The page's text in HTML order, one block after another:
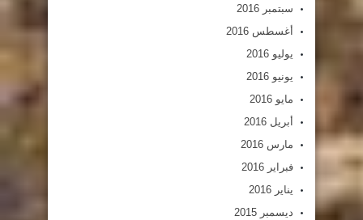
سبتمبر 2016
أغسطس 2016
يوليو 2016
يونيو 2016
مايو 2016
أبريل 2016
مارس 2016
فبراير 2016
يناير 2016
ديسمبر 2015